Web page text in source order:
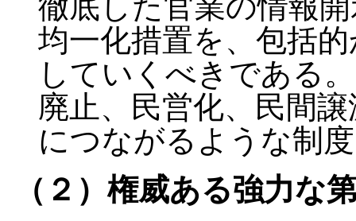
均一化措置を、包括
していくべきである
廃止、民営化、民間
につながるような制
（２）権威ある強力な